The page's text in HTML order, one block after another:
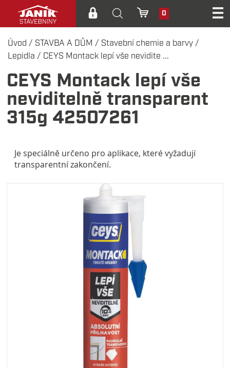
0
Úvod / STAVBA A DŮM / Stavební chemie a barvy /
Lepidla / CEYS Montack lepí vše nevidite ...
CEYS Montack lepí vše
neviditelně transparent
315g 42507261
Je speciálně určeno pro aplikace, které vyžadují
transparentní zakončení.